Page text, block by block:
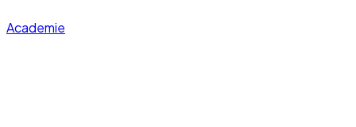
Academie